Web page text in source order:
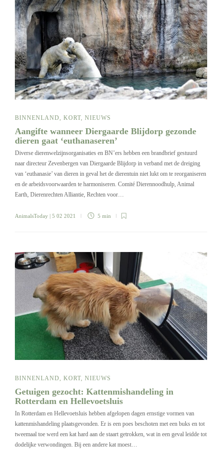
BINNENLAND, KORT, NIEUWS
Aangifte wanneer Diergaarde Blijdorp gezonde
dieren gaat ‘euthanaseren’
Diverse dierenwelzijnsorganisaties en BN’ers hebben een brandbrief gestuurd
naar directeur Zevenbergen van Diergaarde Blijdorp in verband met de dreiging
van ‘euthanasie’ van dieren in geval het de dierentuin niet lukt om te reorganiseren
en de arbeidsvoorwaarden te harmoniseren. Comité Dierennoodhulp, Animal
Earth, Dierenrechten Alliantie, Rechten voor…
AnimalsToday | 5 02 2021 5 min
BINNENLAND, KORT, NIEUWS
Getuigen gezocht: Kattenmishandeling in
Rotterdam en Hellevoetsluis
In Rotterdam en Hellevoetsluis hebben afgelopen dagen ernstige vormen van
kattenmishandeling plaatsgevonden. Er is een poes beschoten met een buks en tot
tweemaal toe werd een kat hard aan de staart getrokken, wat in een geval leidde tot
dodelijke verwondingen. Bij een andere kat moest…